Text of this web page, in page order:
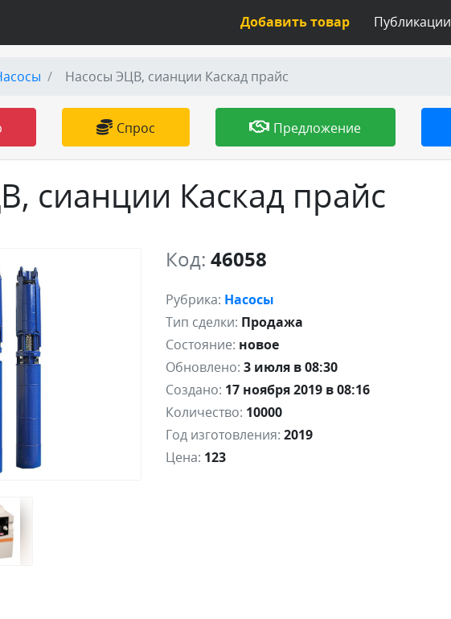
Публикации
Добавить товар
Насосы ЭЦВ, сианции Каскад прайс
Спрос Предложение
сианции Каскад прайс
Код: 46058
Рубрика: Насосы
Тип сделки: Продажа
Состояние: новое
Обновлено: 3 июля в 08:30
Создано: 17 ноября 2019 в 08:16
Количество: 10000
Год изготовления: 2019
Цена: 123